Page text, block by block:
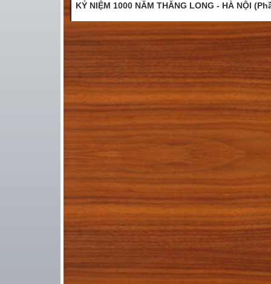
KỶ NIỆM 1000 NĂM THĂNG LONG - HÀ NỘI